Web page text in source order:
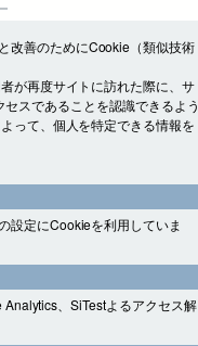
改善のためにCookie（類似技術
が再度サイトに訪れた際に、サ
スであることを認識できるよう
って、個人を特定できる情報を
設定にCookieを利用していま
、SiTestよるアクセス解